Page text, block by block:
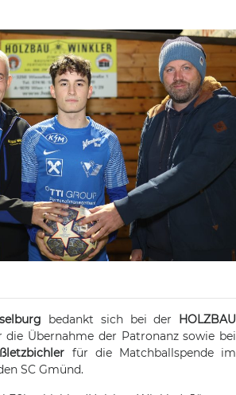
bedankt sich bei der HOLZBAU
die Übernahme der Patronanz sowie bei
für die Matchballspende im
SC Gmünd.